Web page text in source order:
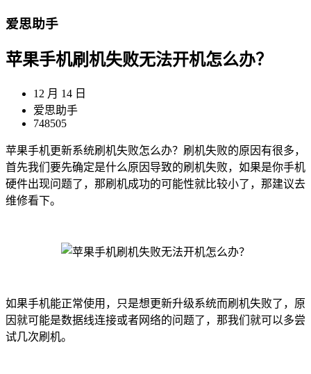
爱思助手
苹果手机刷机失败无法开机怎么办？
12 月 14 日
爱思助手
748505
苹果手机更新系统刷机失败怎么办？刷机失败的原因有很多，
首先我们要先确定是什么原因导致的刷机失败，如果是你手机
硬件出现问题了，那刷机成功的可能性就比较小了，那建议去
维修看下。
如果手机能正常使用，只是想更新升级系统而刷机失败了，原
因就可能是数据线连接或者网络的问题了，那我们就可以多尝
试几次刷机。